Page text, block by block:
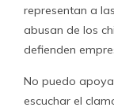
representan a
abusan de los
defienden
No puedo
escuchar el